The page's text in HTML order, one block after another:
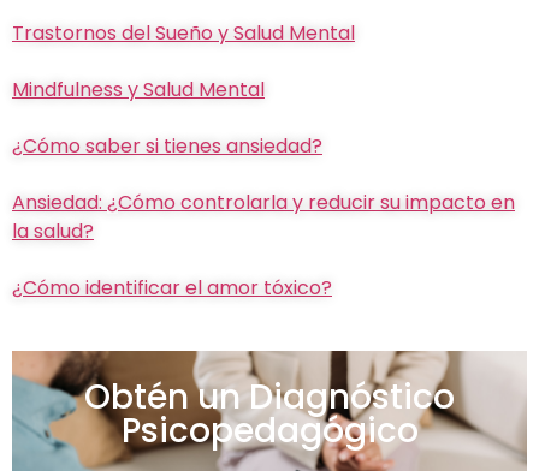
Trastornos del Sueño y Salud Mental
Mindfulness y Salud Mental
¿Cómo saber si tienes ansiedad?
Ansiedad: ¿Cómo controlarla y reducir su impacto en
la salud?
¿Cómo identificar el amor tóxico?
Obtén un Diagnóstico
Psicopedagógico